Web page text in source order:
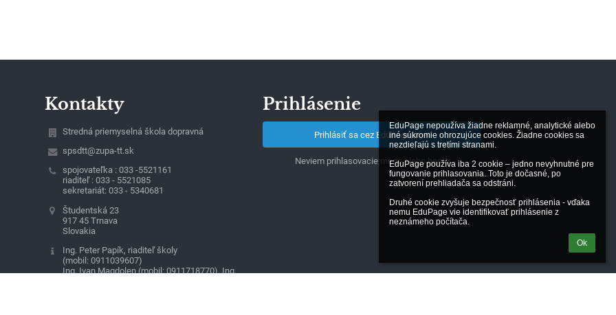
EduPage nepoužíva žiadne reklamné, analytické alebo
iné súkromie ohrozujúce cookies. Žiadne cookies sa
nezdieľajú s tretími stranami.
EduPage používa iba 2 cookie – jedno nevyhnutné pre
fungovanie prihlasovania. Toto je dočasné, po
zatvorení prehliadača sa odstráni.
Druhé cookie zvyšuje bezpečnosť prihlásenia - vďaka
nemu EduPage vie identifikovať prihlásenie z
neznámeho počítača.
Ok
Kontakty
Stredná priemyselná škola dopravná
spsdtt@zupa-tt.sk
spojovateľka : 033 -5521161
riaditeľ : 033 - 5521085
sekretariát: 033 - 5340681
Študentská 23
917 45 Trnava
Slovakia
Ing. Peter Papík, riaditeľ školy
(mobil: 0911039607)
Ing. Ivan Magdolen (mobil: 0911718770), Ing.
Prihlásenie
Prihlásiť sa cez EduPage účet
Neviem prihlasovacie meno alebo heslo